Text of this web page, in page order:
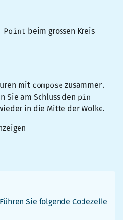
Point beim grossen Kreis
mit compose zusammen.
Sie am Schluss den pin
in die Mitte der Wolke.
Führen Sie folgende Codezelle